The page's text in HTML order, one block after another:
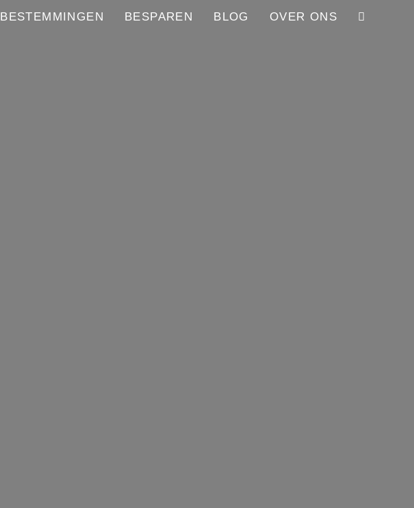
BESTEMMINGEN BESPAREN BLOG OVER ONS